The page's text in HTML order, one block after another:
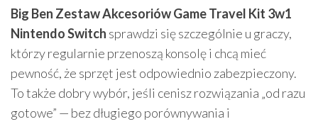
Big Ben Zestaw Akcesoriów Game Travel Kit 3w1
Nintendo Switch sprawdzi się szczególnie u graczy,
którzy regularnie przenoszą konsolę i chcą mieć
pewność, że sprzęt jest odpowiednio zabezpieczony.
To także dobry wybór, jeśli cenisz rozwiązania „od razu
gotowe” — bez długiego porównywania i